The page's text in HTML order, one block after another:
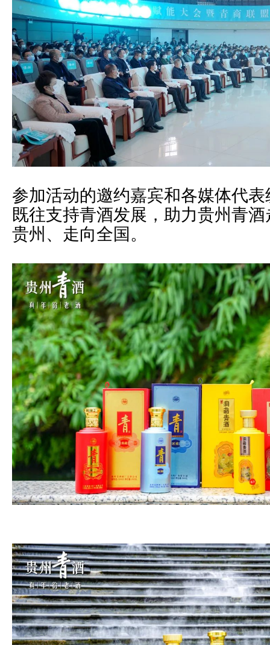
参加活动的邀约嘉宾和各媒体代
既往支持青酒发展，助力贵州青酒
贵州、走向全国。